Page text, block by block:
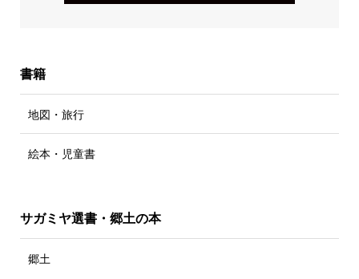
書籍
地図・旅行
絵本・児童書
サガミヤ選書・郷土の本
郷土